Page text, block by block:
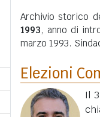
Archivio storico
1993, anno di
marzo 1993.
Elezioni
Il